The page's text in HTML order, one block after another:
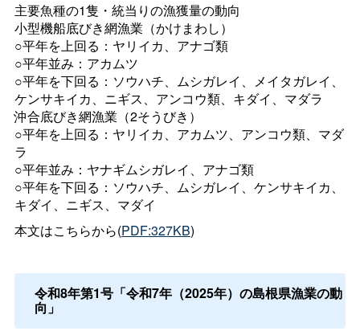
主要魚種の1隻・統当りの漁獲量の動向
小型機船底びき網漁業（かけまわし）
○平年を上回る：ヤリイカ、アナゴ類
○平年並み：アカムツ
○平年を下回る：ソウハチ、ムシガレイ、メイタガレイ、
ケンサキイカ、ニギス、アンコウ類、キダイ、マダラ
沖合底びき網漁業（2そうびき）
○平年を上回る：ヤリイカ、アカムツ、アンコウ類、マダ
ラ
○平年並み：ヤナギムシガレイ、アナゴ類
○平年を下回る：ソウハチ、ムシガレイ、ケンサキイカ、
キダイ、ニギス、マダイ
本文はこちらから(PDF:327KB)
令和8年第1号「令和7年（2025年）の島根県漁業の動
向」